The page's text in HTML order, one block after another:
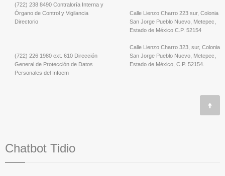
(722) 238 8490 Contraloría Interna y
Órgano de Control y Vigilancia
Directorio
(722) 226 1980 ext. 610 Dirección
General de Protección de Datos
Personales del Infoem
Calle Lienzo Charro 223 sur, Colonia
San Jorge Pueblo Nuevo, Metepec,
Estado de México C.P. 52154
Calle Lienzo Charro 323, sur, Colonia
San Jorge Pueblo Nuevo, Metepec,
Estado de México, C.P. 52154.
Chatbot Tidio